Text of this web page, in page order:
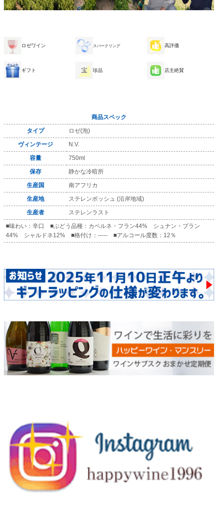
ロゼワイン スパークリング 高評価
ギフト 珍品 店主絶賛
商品スペック
タイプ
ロゼ(泡)
ヴィンテージ
N.V.
容量
750ml
保存
静かな冷暗所
生産国
南アフリカ
生産地
ステレンボッシュ (沿岸地域)
生産者
ステレンラスト
■味わい：辛口 ■ぶどう品種：カベルネ・フラン44% シュナン・ブラン
44% シャルドネ12% ■格付け：----- ■アルコール度数：12％